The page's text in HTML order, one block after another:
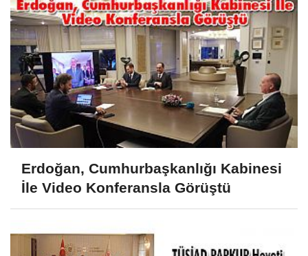
Erdoğan, Cumhurbaşkanlığı Kabinesi
İle Video Konferansla Görüştü